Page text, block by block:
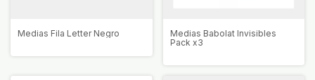
Medias Fila Letter Negro
Medias Babolat Invisibles
Pack x3